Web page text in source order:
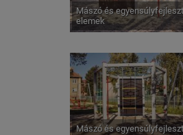
Mászó és
elemek
Mászó és